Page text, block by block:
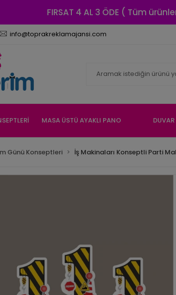
FIRSAT 4 AL 3 ÖDE ( Tüm
info@toprakreklamajansi.com
MASA ÜSTÜ AYAKLI PANO
Günü Konseptleri İş Makinaları Konseptli Parti